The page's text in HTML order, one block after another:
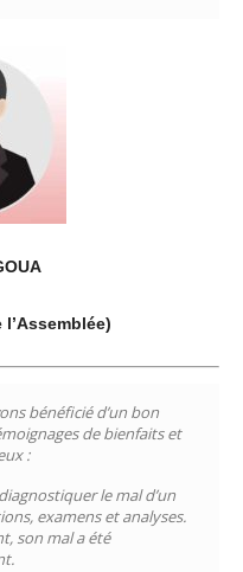
bénéficié d’un bon
de bienfaits et
:
le mal d’un
examens et analyses.
son mal a été